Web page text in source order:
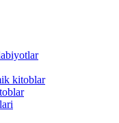
kitoblar